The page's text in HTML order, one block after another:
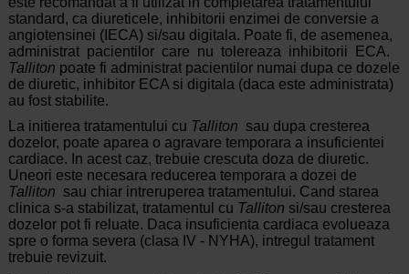
standard, ca diureticele, inhibitorii enzimei de conversie a
angiotensinei (IECA) si/sau digitala. Poate fi, de asemenea,
administrat pacientilor care nu tolereaza inhibitorii ECA.
Talliton poate fi administrat pacientilor numai dupa ce dozele
de diuretic, inhibitor ECA si digitala (daca este administrata)
au fost stabilite.
La initierea tratamentului cu Talliton sau dupa cresterea
dozelor, poate aparea o agravare temporara a insuficientei
cardiace. In acest caz, trebuie crescuta doza de diuretic.
Uneori este necesara reducerea temporara a dozei de
Talliton sau chiar intreruperea tratamentului. Cand starea
clinica s-a stabilizat, tratamentul cu Talliton si/sau cresterea
dozelor pot fi reluate. Daca insuficienta cardiaca evolueaza
spre o forma severa (clasa IV - NYHA), intregul tratament
trebuie revizuit.